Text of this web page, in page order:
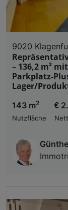
9020
– 136,2 m²
Parkplatz-
Lager/
143 m2
Nutzfläche
€